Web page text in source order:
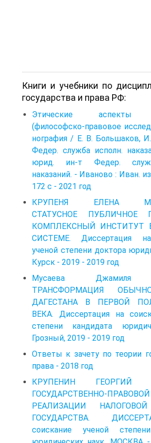
Книги и учебники по
государства и права РФ:
Этические аспекты
(философско-правовое
нография / Е. В. Большаков,
Федер. служба исполн.
юрид. ин-т Федер.
наказаний. - Иваново : Иван.
172 с - 2021 год
КРУПЕНЯ ЕЛЕНА
СТАТУСНОЕ ПУБЛИЧНОЕ
КОМПЛЕКСНЫЙ ИНСТИТУТ
СИСТЕМЕ. Диссертация
ученой степени доктора
Курск - 2019 - 2019 год
Мусаева Джамиля
ТРАНСФОРМАЦИЯ
ДАГЕСТАНА В ПЕРВОЙ
ВЕКА. Диссертация на
степени кандидата
Грозный, 2019 - 2019 год
Ответы к зачету по теории
права - 2018 год
КРУПЕНИН ГЕОРГИЙ
ГОСУДАРСТВЕННО-
РЕАЛИЗАЦИИ
ГОСУДАРСТВА.
соискание ученой